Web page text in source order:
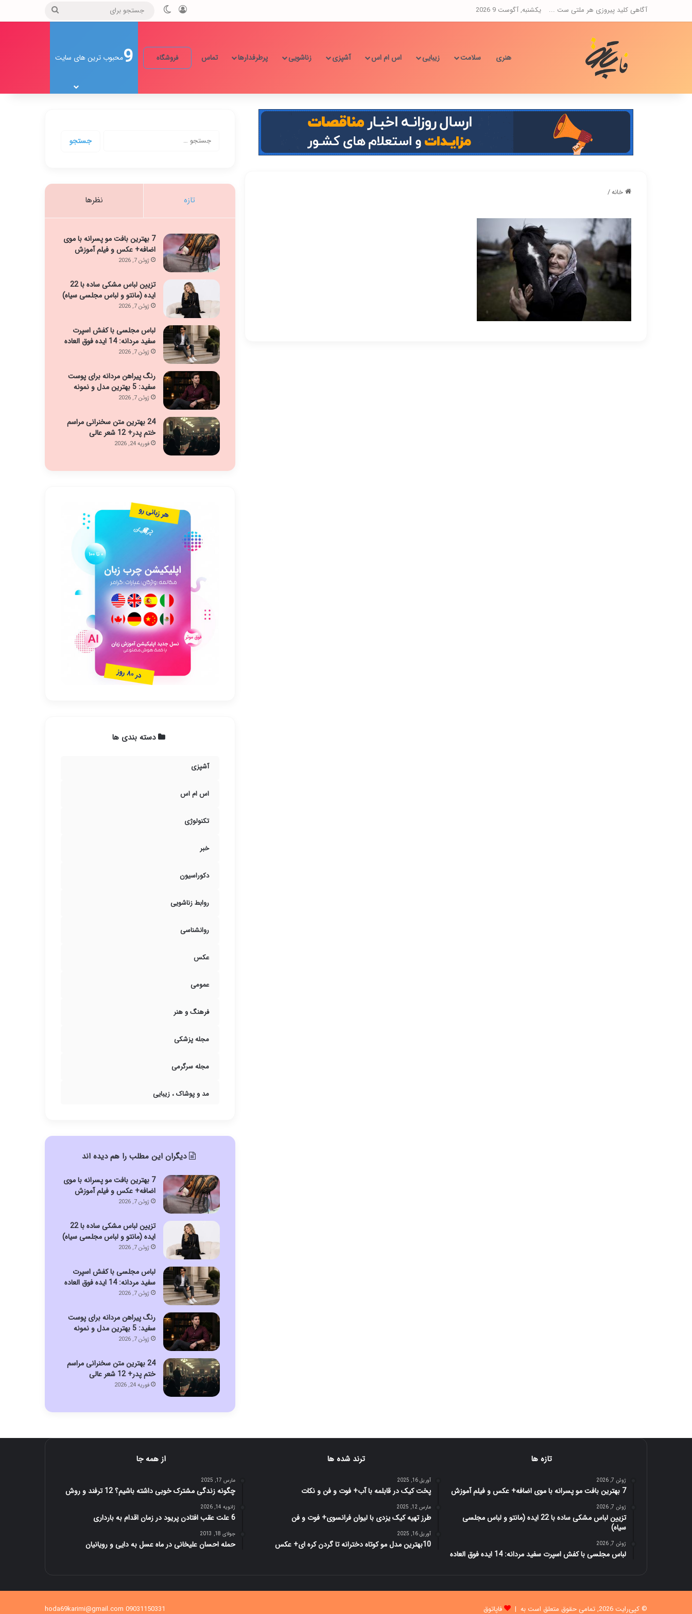
آگاهی کلید پیروزی هر ملتی ست ... یکشنبه, آگوست 9 2026 ورود تغییر پوسته
جستجو
هنری سلامت زیبایی اس ام اس آشپزی زناشویی پرطرفدارها تماس فروشگاه 9محبوب ترین های سایت
خانه/
تازه نظرها
7 بهترین بافت مو پسرانه با موی
اضافه+ عکس و فیلم آموزش
ژوئن 7, 2026
تزیین لباس مشکی ساده با 22
ایده (مانتو و لباس مجلسی سیاه)
ژوئن 7, 2026
لباس مجلسی با کفش اسپرت
سفید مردانه: 14 ایده فوق العاده
ژوئن 7, 2026
رنگ پیراهن مردانه برای پوست
سفید: 5 بهترین مدل و نمونه
ژوئن 7, 2026
24 بهترین متن سخنرانی مراسم
ختم پدر+ 12 شعر عالی
فوریه 24, 2026
دسته بندی ها
آشپزی
اس ام اس
تکنولوژی
خبر
دکوراسیون
روابط زناشویی
روانشناسی
عکس
عمومی
فرهنگ و هنر
مجله پزشکی
مجله سرگرمی
مد و پوشاک ، زیبایی
دیگران این مطلب را هم دیده اند
7 بهترین بافت مو پسرانه با موی
اضافه+ عکس و فیلم آموزش
ژوئن 7, 2026
تزیین لباس مشکی ساده با 22
ایده (مانتو و لباس مجلسی سیاه)
ژوئن 7, 2026
لباس مجلسی با کفش اسپرت
سفید مردانه: 14 ایده فوق العاده
ژوئن 7, 2026
رنگ پیراهن مردانه برای پوست
سفید: 5 بهترین مدل و نمونه
ژوئن 7, 2026
24 بهترین متن سخنرانی مراسم
ختم پدر+ 12 شعر عالی
فوریه 24, 2026
تازه ها
ژوئن 7, 2026
7 بهترین بافت مو پسرانه با موی اضافه+ عکس و فیلم آموزش
ژوئن 7, 2026
تزیین لباس مشکی ساده با 22 ایده (مانتو و لباس مجلسی
سیاه)
ژوئن 7, 2026
لباس مجلسی با کفش اسپرت سفید مردانه: 14 ایده فوق العاده
ترند شده ها
آوریل 16, 2025
پخت کیک در قابلمه با آب+ فوت و فن و نکات
مارس 12, 2025
طرز تهیه کیک یزدی با لیوان فرانسوی+ فوت و فن
آوریل 16, 2025
10بهترین مدل مو کوتاه دخترانه تا گردن کره ای+ عکس
از همه جا
مارس 17, 2025
چگونه زندگی مشترک خوبی داشته باشیم؟ 12 ترفند و روش
ژانویه 14, 2026
6 علت عقب افتادن پریود در زمان اقدام به بارداری
جولای 18, 2013
حمله احسان علیخانی در ماه عسل به دایی و رویانیان
© کپی‌رایت 2026, تمامی حقوق متعلق است به | فاپاتوق 09031150331 hoda69karimi@gmail.com